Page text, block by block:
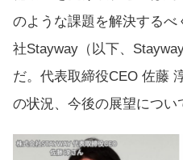
のような課題を解決する
社Stayway（以下、
だ。代表取締役CEO 佐藤
の状況、今後の展望につい